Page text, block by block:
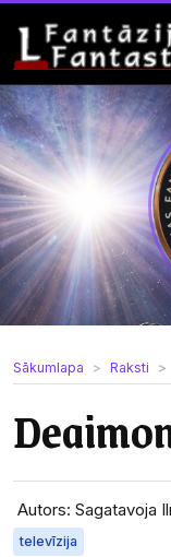
Sākumlapa Raksti
Autors: Sagatavoja
televīzija